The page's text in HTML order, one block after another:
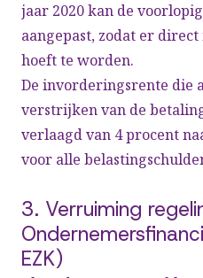
jaar 2020 kan de
aangepast, zodat er
hoeft te worden.
De invorderingsrente die
verstrijken van de
verlaagd van 4 procent
voor alle
3. Verruiming
EZK)